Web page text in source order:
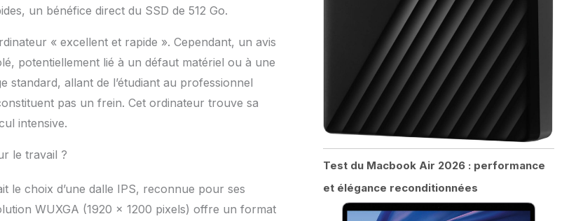
un bénéfice direct du SSD de 512 Go.
« excellent et rapide ». Cependant, un avis
potentiellement lié à un défaut matériel ou à une
standard, allant de l’étudiant au professionnel
pas un frein. Cet ordinateur trouve sa
intensive.
le travail ?
le choix d’une dalle IPS, reconnue pour ses
WUXGA (1920 x 1200 pixels) offre un format
Test du Macbook Air 2026 : performance
et élégance reconditionnées